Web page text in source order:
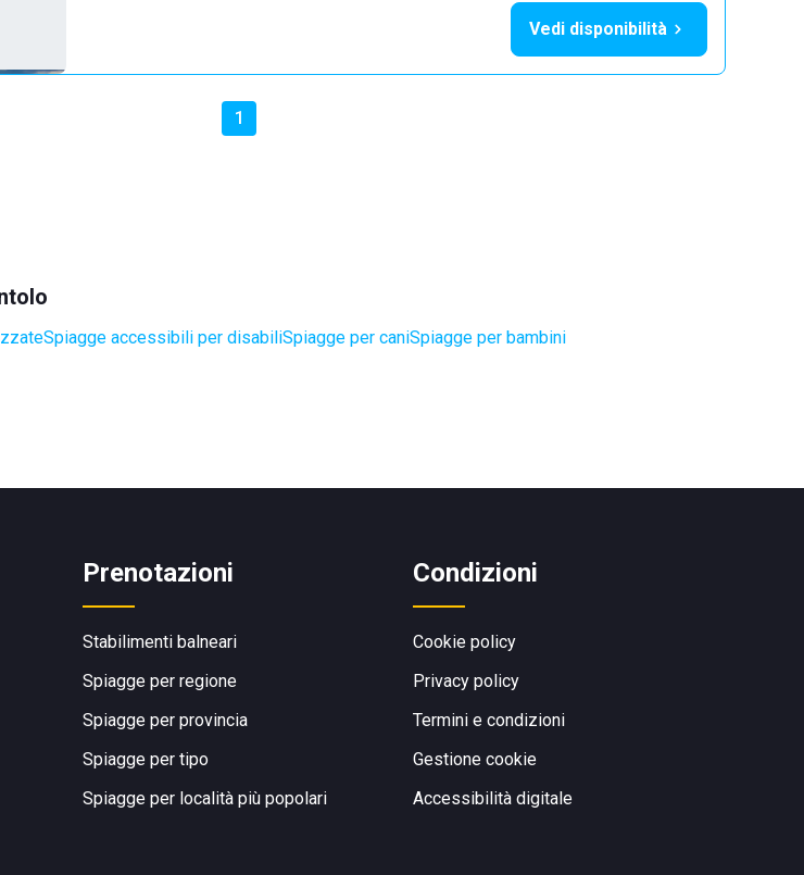
Vedi disponibilità
1
Spiagge accessibili per disabiliSpiagge per caniSpiagge per bambini
Prenotazioni
Stabilimenti balneari
Spiagge per regione
Spiagge per provincia
Spiagge per tipo
Spiagge per località più popolari
Condizioni
Cookie policy
Privacy policy
Termini e condizioni
Gestione cookie
Accessibilità digitale